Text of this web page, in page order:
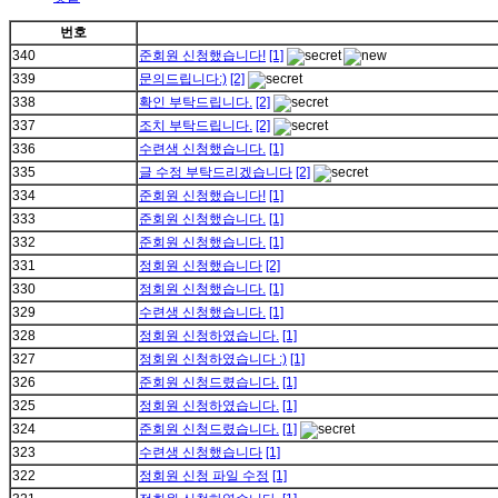
번호
340
준회원 신청했습니다! [1]
339
문의드립니다:) [2]
338
확인 부탁드립니다. [2]
337
조치 부탁드립니다. [2]
336
수련생 신청했습니다. [1]
335
글 수정 부탁드리겠습니다 [2]
334
준회원 신청했습니다! [1]
333
준회원 신청했습니다. [1]
332
준회원 신청했습니다. [1]
331
정회원 신청했습니다 [2]
330
정회원 신청했습니다. [1]
329
수련생 신청했습니다. [1]
328
정회원 신청하였습니다. [1]
327
정회원 신청하였습니다 :) [1]
326
준회원 신청드렸습니다. [1]
325
정회원 신청하였습니다. [1]
324
준회원 신청드렸습니다. [1]
323
수련생 신청했습니다 [1]
322
정회원 신청 파일 수정 [1]